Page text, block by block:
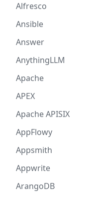
Alfresco
Ansible
Answer
AnythingLLM
Apache
APEX
Apache APISIX
AppFlowy
Appsmith
Appwrite
ArangoDB